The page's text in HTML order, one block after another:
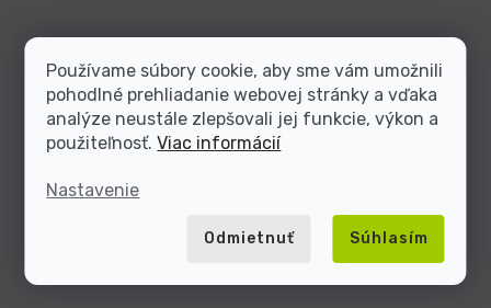
Používame súbory cookie, aby sme vám umožnili
pohodlné prehliadanie webovej stránky a vďaka
analýze neustále zlepšovali jej funkcie, výkon a
použiteľnosť.Viac informácií
Nastavenie
Odmietnuť Súhlasím